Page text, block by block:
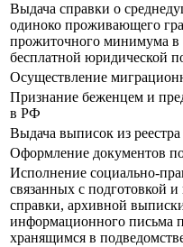
Выдача справки о
одиноко проживающего
прожиточного минимума в
бесплатной юридической
Осуществление
Признание беженцем и
в РФ
Выдача выписок из
Оформление документов
Исполнение социально-
связанных с подготовкой
справки, архивной
информационного письма
хранящимся в